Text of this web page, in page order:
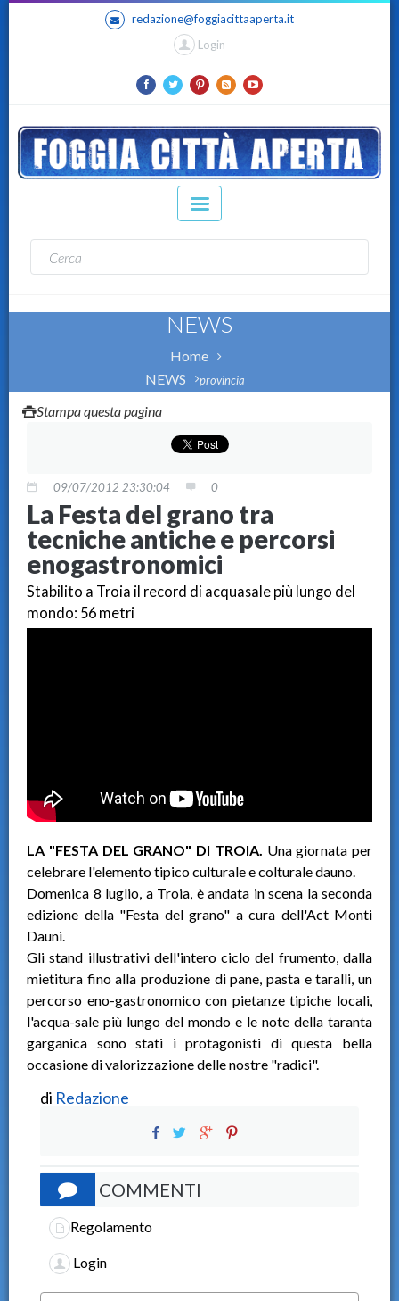
redazione@foggiacittaaperta.it
Login
NEWS
Home
NEWS
provincia
Stampa questa pagina
09/07/2012 23:30:04 0
La Festa del grano tra
tecniche antiche e percorsi
enogastronomici
Stabilito a Troia il record di acquasale più lungo del
mondo: 56 metri
LA "FESTA DEL GRANO" DI TROIA. Una giornata per
celebrare l'elemento tipico culturale e colturale dauno.
Domenica 8 luglio, a Troia, è andata in scena la seconda
edizione della "Festa del grano" a cura dell'Act Monti
Dauni.
Gli stand illustrativi dell'intero ciclo del frumento, dalla
mietitura fino alla produzione di pane, pasta e taralli, un
percorso eno-gastronomico con pietanze tipiche locali,
l'acqua-sale più lungo del mondo e le note della taranta
garganica sono stati i protagonisti di questa bella
occasione di valorizzazione delle nostre "radici".
di Redazione
COMMENTI
Regolamento
Login